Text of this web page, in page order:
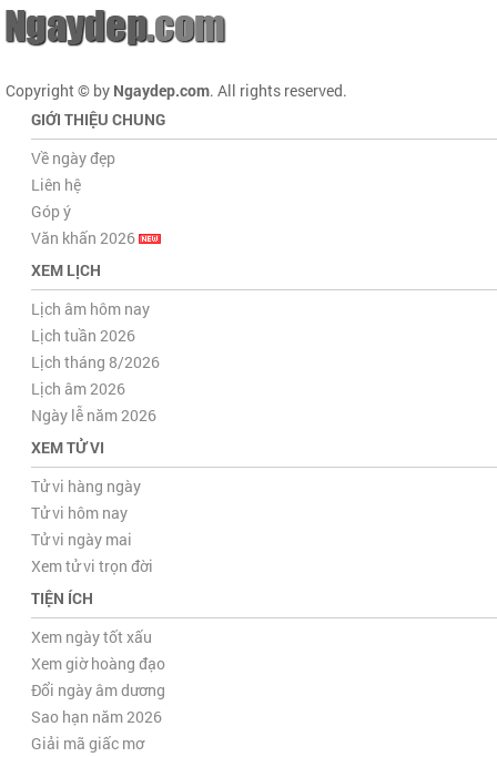
Copyright © by Ngaydep.com. All rights reserved.
GIỚI THIỆU CHUNG
Về ngày đẹp
Liên hệ
Góp ý
Văn khấn 2026
XEM LỊCH
Lịch âm hôm nay
Lịch tuần 2026
Lịch tháng 8/2026
Lịch âm 2026
Ngày lễ năm 2026
XEM TỬ VI
Tử vi hàng ngày
Tử vi hôm nay
Tử vi ngày mai
Xem tử vi trọn đời
TIỆN ÍCH
Xem ngày tốt xấu
Xem giờ hoàng đạo
Đổi ngày âm dương
Sao hạn năm 2026
Giải mã giấc mơ